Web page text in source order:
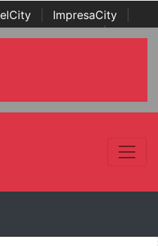
ImpresaCity
Channel Awards | Italian